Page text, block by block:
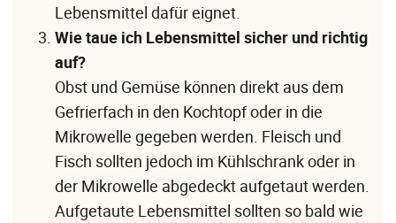
Lebensmittel dafür eignet.
Wie taue ich Lebensmittel sicher und richtig
auf?
Obst und Gemüse können direkt aus dem
Gefrierfach in den Kochtopf oder in die
Mikrowelle gegeben werden. Fleisch und
Fisch sollten jedoch im Kühlschrank oder in
der Mikrowelle abgedeckt aufgetaut werden.
Aufgetaute Lebensmittel sollten so bald wie